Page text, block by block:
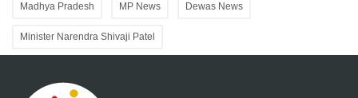
Madhya Pradesh MP News Dewas News
Minister Narendra Shivaji Patel